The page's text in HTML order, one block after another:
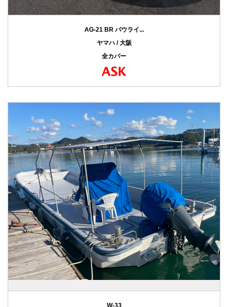
AG-21 BR バウライ...
ヤマハ / 大阪
全カバー
W-33